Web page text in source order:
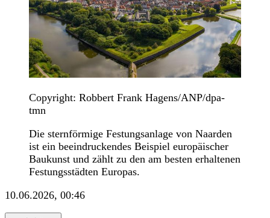
Copyright: Robbert Frank Hagens/ANP/dpa-
tmn
Die sternförmige Festungsanlage von Naarden
ist ein beeindruckendes Beispiel europäischer
Baukunst und zählt zu den am besten erhaltenen
Festungsstädten Europas.
10.06.2026, 00:46